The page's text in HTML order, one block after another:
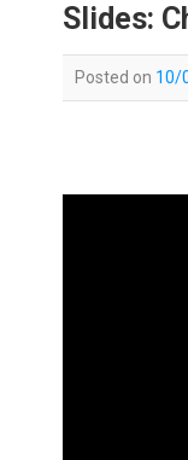
Slides:
Posted on 10/